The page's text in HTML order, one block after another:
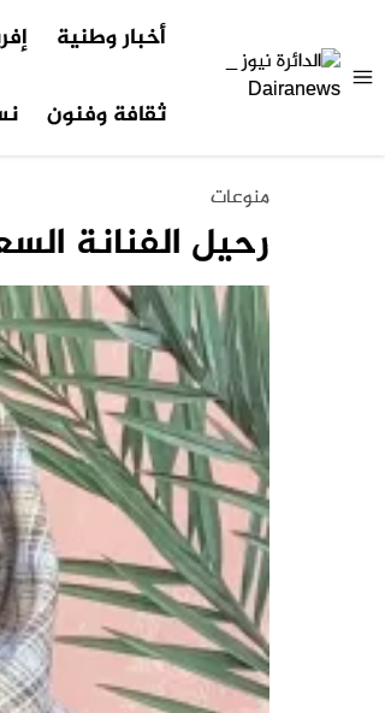
أخبار وطنية
ثقافة وفنون
منوعات
رحيل الفنانة